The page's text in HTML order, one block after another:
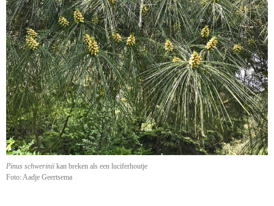
Pinus schwerinii kan breken als een luciferhoutje
Foto: Aadje Geertsema